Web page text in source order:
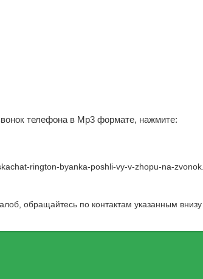
телефона в Mp3 формате, нажмите:
rington-byanka-poshli-vy-v-zhopu-na-
обращайтесь по контактам указанным внизу